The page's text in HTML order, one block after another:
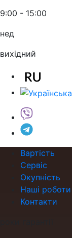
9:00 - 15:00
нед
вихідний
Вартість
Сервіс
Окупність
Наші роботи
Контакти